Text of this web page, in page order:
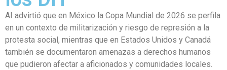
AI advirtió que en México la Copa Mundial de 2026 se perfila
en un contexto de militarización y riesgo de represión a la
protesta social, mientras que en Estados Unidos y Canadá
también se documentaron amenazas a derechos humanos
que pudieron afectar a aficionados y comunidades locales.